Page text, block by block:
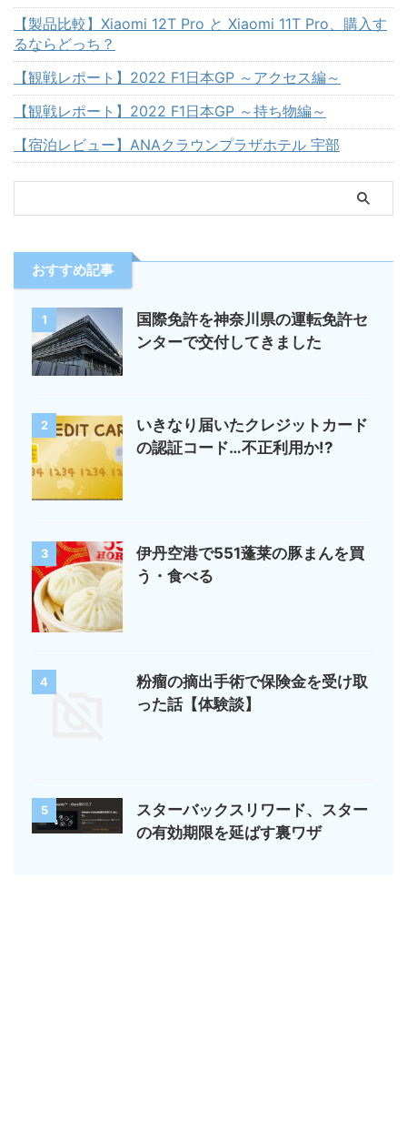
【製品比較】Xiaomi 12T Pro と Xiaomi 11T Pro、購入す
るならどっち？
【観戦レポート】2022 F1日本GP ～アクセス編～
【観戦レポート】2022 F1日本GP ～持ち物編～
【宿泊レビュー】ANAクラウンプラザホテル 宇部
おすすめ記事
1
国際免許を神奈川県の運転免許セ
ンターで交付してきました
2
いきなり届いたクレジットカード
の認証コード…不正利用か!?
3
伊丹空港で551蓬莱の豚まんを買
う・食べる
4
粉瘤の摘出手術で保険金を受け取
った話【体験談】
5
スターバックスリワード、スター
の有効期限を延ばす裏ワザ